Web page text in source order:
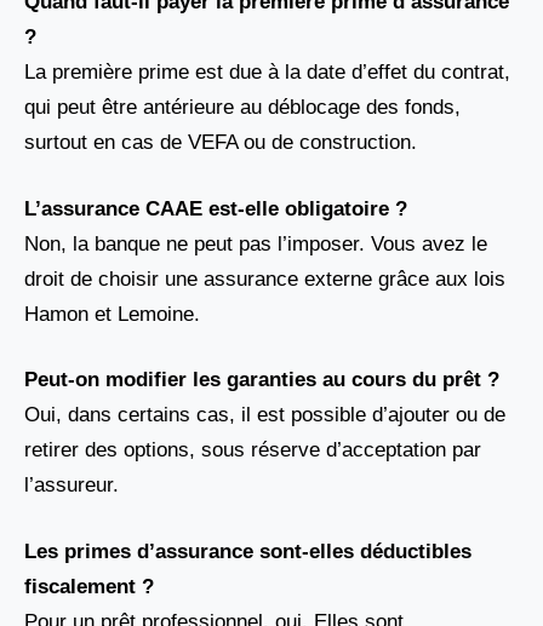
?
La première prime est due à la date d’effet du contrat,
qui peut être antérieure au déblocage des fonds,
surtout en cas de VEFA ou de construction.
L’assurance CAAE est-elle obligatoire ?
Non, la banque ne peut pas l’imposer. Vous avez le
droit de choisir une assurance externe grâce aux lois
Hamon et Lemoine.
Peut-on modifier les garanties au cours du prêt ?
Oui, dans certains cas, il est possible d’ajouter ou de
retirer des options, sous réserve d’acceptation par
l’assureur.
Les primes d’assurance sont-elles déductibles
fiscalement ?
Pour un prêt professionnel, oui. Elles sont